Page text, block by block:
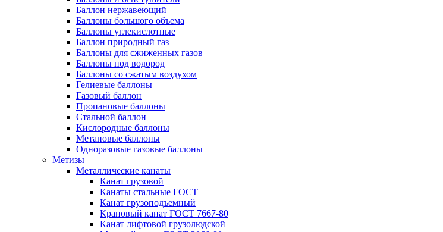
Баллон нержавеющий
Баллоны большого объема
Баллоны углекислотные
Баллон природный газ
Баллоны для сжиженных газов
Баллоны под водород
Баллоны со сжатым воздухом
Гелиевые баллоны
Газовый баллон
Пропановые баллоны
Стальной баллон
Кислородные баллоны
Метановые баллоны
Одноразовые газовые баллоны
Метизы
Металлические канаты
Канат грузовой
Канаты стальные ГОСТ
Канат грузоподъемный
Крановый канат ГОСТ 7667-80
Канат лифтовой грузолюдской